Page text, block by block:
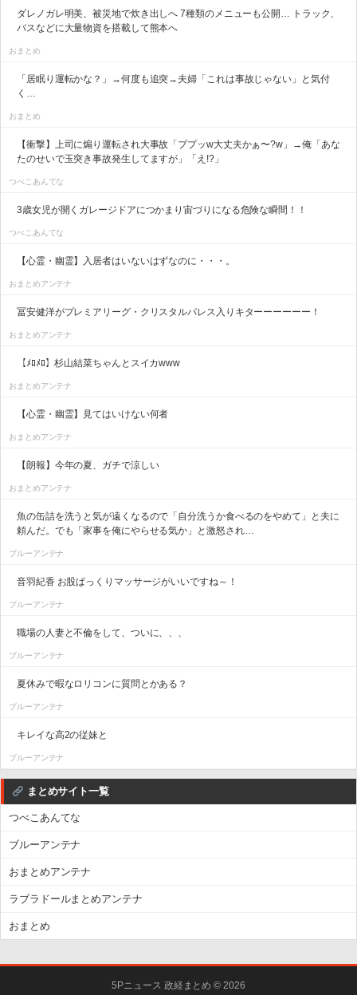
ダレノガレ明美、被災地で炊き出しへ 7種類のメニューも公開… トラック、
バスなどに大量物資を搭載して熊本へ
おまとめ
「居眠り運転かな？」→何度も追突→夫婦「これは事故じゃない」と気付
く…
おまとめ
【衝撃】上司に煽り運転され大事故「ププッw大丈夫かぁ〜?w」→俺「あな
たのせいで玉突き事故発生してますが」「え!?」
つべこあんてな
3歳女児が開くガレージドアにつかまり宙づりになる危険な瞬間！！
つべこあんてな
【心霊・幽霊】入居者はいないはずなのに・・・。
おまとめアンテナ
冨安健洋がプレミアリーグ・クリスタルパレス入りキターーーーーー！
おまとめアンテナ
【ﾒﾛﾒﾛ】杉山結菜ちゃんとスイカwww
おまとめアンテナ
【心霊・幽霊】見てはいけない何者
おまとめアンテナ
【朗報】今年の夏、ガチで涼しい
おまとめアンテナ
魚の缶詰を洗うと気が遠くなるので「自分洗うか食べるのをやめて」と夫に
頼んだ。でも「家事を俺にやらせる気か」と激怒され…
ブルーアンテナ
音羽紀香 お股ぱっくりマッサージがいいですね～！
ブルーアンテナ
職場の人妻と不倫をして、ついに、、、
ブルーアンテナ
夏休みで暇なロリコンに質問とかある？
ブルーアンテナ
キレイな高2の従妹と
ブルーアンテナ
まとめサイト一覧
つべこあんてな
ブルーアンテナ
おまとめアンテナ
ラブラドールまとめアンテナ
おまとめ
5Pニュース 政経まとめ © 2026